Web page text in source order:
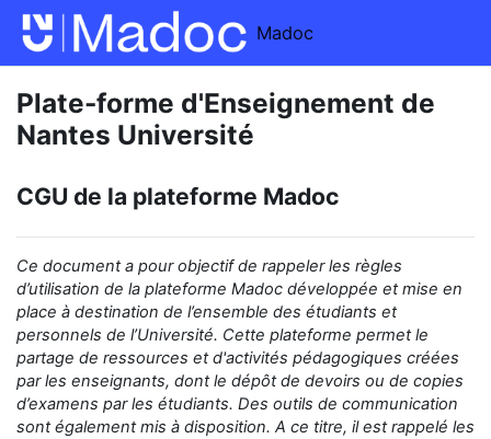
Passer au contenu principal
Madoc
Plate-forme d'Enseignement de
Nantes Université
CGU de la plateforme Madoc
Ce document a pour objectif de rappeler les règles
d’utilisation de la plateforme Madoc développée et mise en
place à destination de l’ensemble des étudiants et
personnels de l’Université. Cette plateforme permet le
partage de ressources et d'activités pédagogiques créées
par les enseignants, dont le dépôt de devoirs ou de copies
d’examens par les étudiants. Des outils de communication
sont également mis à disposition. A ce titre, il est rappelé les